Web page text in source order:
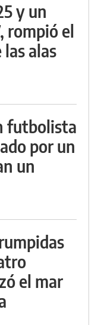
y un
rompió el
alas
futbolista
por un
un
el mar